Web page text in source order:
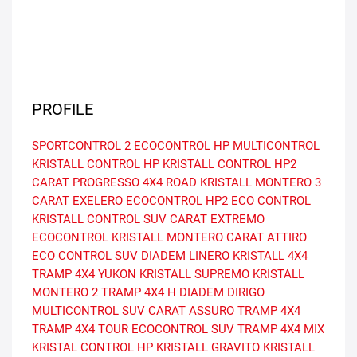
PROFILE
SPORTCONTROL 2 ECOCONTROL HP MULTICONTROL
KRISTALL CONTROL HP KRISTALL CONTROL HP2
CARAT PROGRESSO 4X4 ROAD KRISTALL MONTERO 3
CARAT EXELERO ECOCONTROL HP2 ECO CONTROL
KRISTALL CONTROL SUV CARAT EXTREMO
ECOCONTROL KRISTALL MONTERO CARAT ATTIRO
ECO CONTROL SUV DIADEM LINERO KRISTALL 4X4
TRAMP 4X4 YUKON KRISTALL SUPREMO KRISTALL
MONTERO 2 TRAMP 4X4 H DIADEM DIRIGO
MULTICONTROL SUV CARAT ASSURO TRAMP 4X4
TRAMP 4X4 TOUR ECOCONTROL SUV TRAMP 4X4 MIX
KRISTAL CONTROL HP KRISTALL GRAVITO KRISTALL